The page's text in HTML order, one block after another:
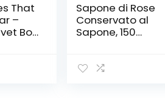
That
–
Box
Sapone di Rose
Conservato al
Sapone, 150
Inscatolate in